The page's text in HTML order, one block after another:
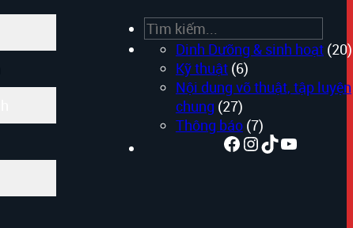
Search
Dinh Dưỡng & sinh hoạt(20)
Kỹ thuật(6)
Nội dung võ thuật, tập luyện
chung (27)
Thông báo(7)
Facebook
Instagram
TikTok
Youtube